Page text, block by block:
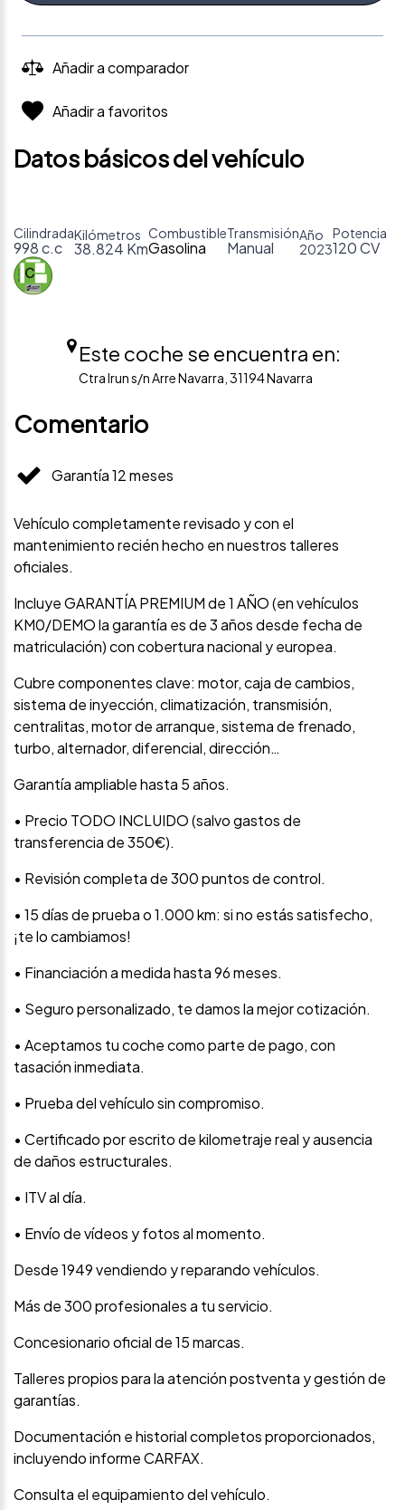
Añadir a comparador
Añadir a favoritos
Datos básicos del vehículo
Cilindrada
998 c.c
Kilómetros
38.824 Km
Combustible
Gasolina
Transmisión
Manual
Año
2023
Potencia
120 CV
Este coche se encuentra en:
Ctra Irun s/n Arre Navarra, 31194 Navarra
Comentario
Garantía 12 meses
Vehículo completamente revisado y con el
mantenimiento recién hecho en nuestros talleres
oficiales.
Incluye GARANTÍA PREMIUM de 1 AÑO (en vehículos
KM0/DEMO la garantía es de 3 años desde fecha de
matriculación) con cobertura nacional y europea.
Cubre componentes clave: motor, caja de cambios,
sistema de inyección, climatización, transmisión,
centralitas, motor de arranque, sistema de frenado,
turbo, alternador, diferencial, dirección…
Garantía ampliable hasta 5 años.
• Precio TODO INCLUIDO (salvo gastos de
transferencia de 350€).
• Revisión completa de 300 puntos de control.
• 15 días de prueba o 1.000 km: si no estás satisfecho,
¡te lo cambiamos!
• Financiación a medida hasta 96 meses.
• Seguro personalizado, te damos la mejor cotización.
• Aceptamos tu coche como parte de pago, con
tasación inmediata.
• Prueba del vehículo sin compromiso.
• Certificado por escrito de kilometraje real y ausencia
de daños estructurales.
• ITV al día.
• Envío de vídeos y fotos al momento.
Desde 1949 vendiendo y reparando vehículos.
Más de 300 profesionales a tu servicio.
Concesionario oficial de 15 marcas.
Talleres propios para la atención postventa y gestión de
garantías.
Documentación e historial completos proporcionados,
incluyendo informe CARFAX.
Consulta el equipamiento del vehículo.